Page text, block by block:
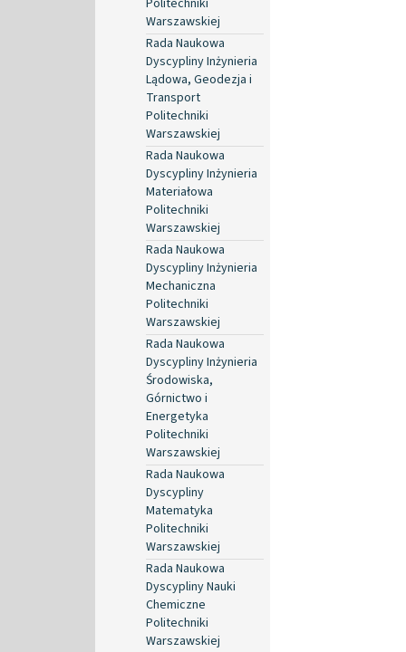
Warszawskiej
Rada Naukowa
Dyscypliny Inżynieria
Lądowa, Geodezja i
Transport
Politechniki
Warszawskiej
Rada Naukowa
Dyscypliny Inżynieria
Materiałowa
Politechniki
Warszawskiej
Rada Naukowa
Dyscypliny Inżynieria
Mechaniczna
Politechniki
Warszawskiej
Rada Naukowa
Dyscypliny Inżynieria
Środowiska,
Górnictwo i
Energetyka
Politechniki
Warszawskiej
Rada Naukowa
Dyscypliny
Matematyka
Politechniki
Warszawskiej
Rada Naukowa
Dyscypliny Nauki
Chemiczne
Politechniki
Warszawskiej